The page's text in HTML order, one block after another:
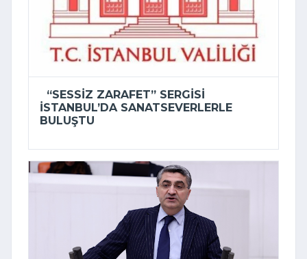
“SESSIZ ZARAFET” SERGISI
İSTANBUL’DA SANATSEVERLERLE
BULUŞTU